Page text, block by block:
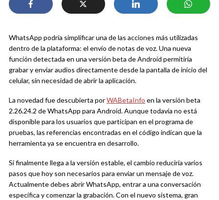
WhatsApp podría simplificar una de las acciones más utilizadas
dentro de la plataforma: el envío de notas de voz. Una nueva
función detectada en una versión beta de Android permitiría
grabar y enviar audios directamente desde la pantalla de inicio del
celular, sin necesidad de abrir la aplicación.
La novedad fue descubierta porWABetaInfo en la versión beta
2.26.24.2 de WhatsApp para Android. Aunque todavía no está
disponible para los usuarios que participan en el programa de
pruebas, las referencias encontradas en el código indican que la
herramienta ya se encuentra en desarrollo.
Si finalmente llega a la versión estable, el cambio reduciría varios
pasos que hoy son necesarios para enviar un mensaje de voz.
Actualmente debes abrir WhatsApp, entrar a una conversación
específica y comenzar la grabación. Con el nuevo sistema, gran